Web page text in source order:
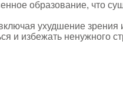
образование, что
ухудшение зрения
и избежать ненужного